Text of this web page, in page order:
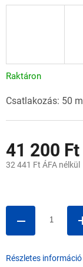
41 200 Ft
32 441 Ft ÁFA nélkül
Raktáron
Csatlakozás: 50
Részletes információ